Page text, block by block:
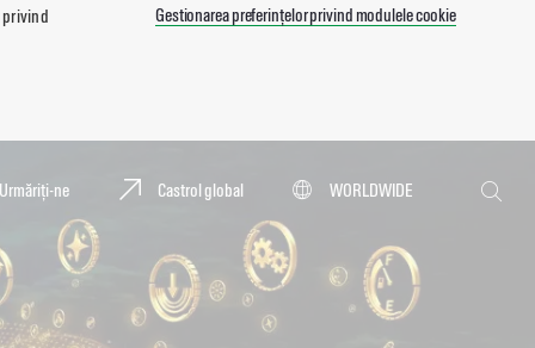
privind
Gestionarea preferințelor privind modulele cookie
Urmăriți-ne Castrol global
WORLDWIDE
Căutare